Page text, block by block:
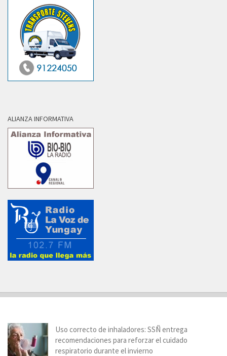
ALIANZA INFORMATIVA
Uso correcto de inhaladores: SSÑ entrega
recomendaciones para reforzar el cuidado
respiratorio durante el invierno